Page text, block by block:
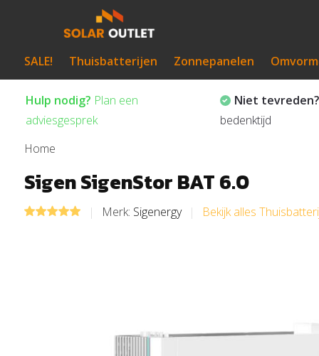
SALE! Thuisbatterijen Zonnepanelen
Hulp nodig? Plan een
adviesgesprek
Niet tevreden?
bedenktijd
Home
Sigen SigenStor BAT 6.0
Merk: Sigenergy Bekijk alles